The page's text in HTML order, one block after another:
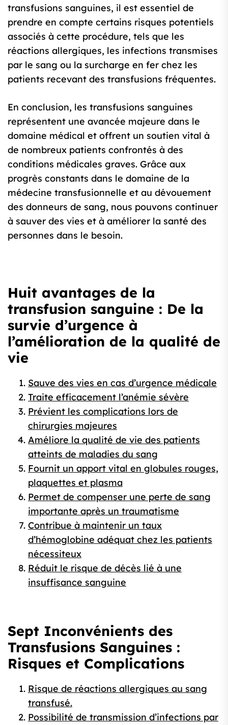
transfusions sanguines, il est essentiel de
prendre en compte certains risques potentiels
associés à cette procédure, tels que les
réactions allergiques, les infections transmises
par le sang ou la surcharge en fer chez les
patients recevant des transfusions fréquentes.
En conclusion, les transfusions sanguines
représentent une avancée majeure dans le
domaine médical et offrent un soutien vital à
de nombreux patients confrontés à des
conditions médicales graves. Grâce aux
progrès constants dans le domaine de la
médecine transfusionnelle et au dévouement
des donneurs de sang, nous pouvons continuer
à sauver des vies et à améliorer la santé des
personnes dans le besoin.
Huit avantages de la
transfusion sanguine : De la
survie d’urgence à
l’amélioration de la qualité de
vie
Sauve des vies en cas d’urgence médicale
Traite efficacement l’anémie sévère
Prévient les complications lors de
chirurgies majeures
Améliore la qualité de vie des patients
atteints de maladies du sang
Fournit un apport vital en globules rouges,
plaquettes et plasma
Permet de compenser une perte de sang
importante après un traumatisme
Contribue à maintenir un taux
d’hémoglobine adéquat chez les patients
nécessiteux
Réduit le risque de décès lié à une
insuffisance sanguine
Sept Inconvénients des
Transfusions Sanguines :
Risques et Complications
Risque de réactions allergiques au sang
transfusé.
Possibilité de transmission d’infections par